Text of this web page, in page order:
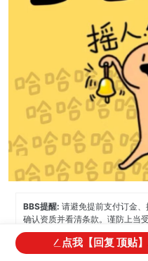
BBS提醒:请避免提前支付订金
确认资质并看清条款。谨防上当受
免责声明:本网站所提供的信息，
点我【回复 顶贴